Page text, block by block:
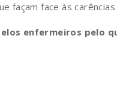
façam face às
enfermeiros pelo